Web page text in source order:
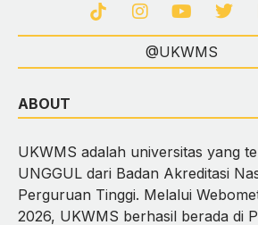
@UKWMS
ABOUT
UKWMS adalah universitas yang
UNGGUL dari Badan Akreditasi
Perguruan Tinggi. Melalui
2026, UKWMS berhasil berada di